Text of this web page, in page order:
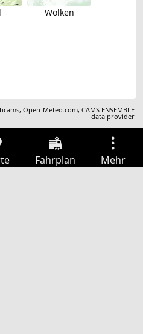
Wolken
,Open-Meteo.com,CAMS ENSEMBLE
data provider
Fahrplan Mehr